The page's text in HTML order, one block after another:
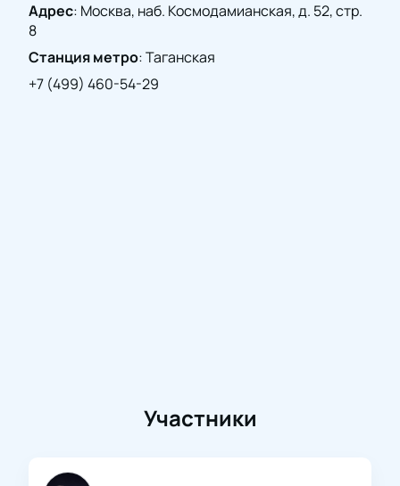
Адрес: Москва, наб. Космодамианская, д. 52, стр.
8
Станция метро:Таганская
+7 (499) 460-54-29
Участники